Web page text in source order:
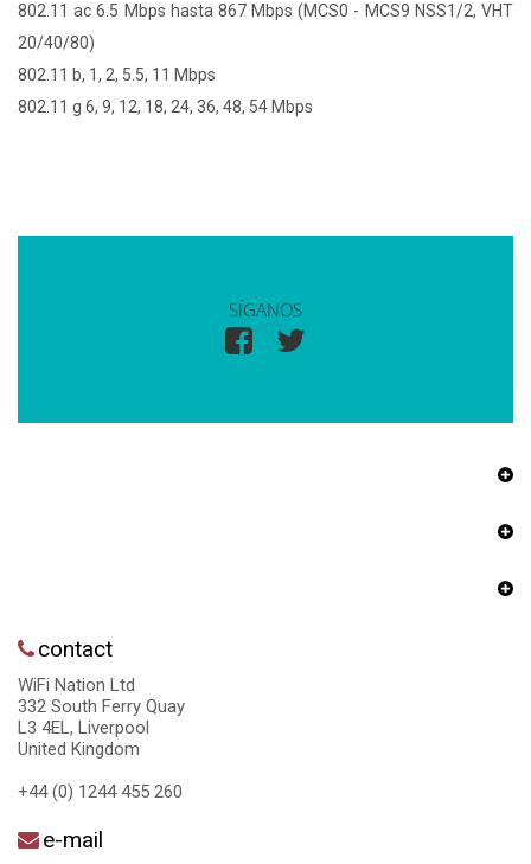
802.11 ac 6.5 Mbps hasta 867 Mbps (MCS0 - MCS9 NSS1/2, VHT
20/40/80)
802.11 b, 1, 2, 5.5, 11 Mbps
802.11 g 6, 9, 12, 18, 24, 36, 48, 54 Mbps
SÍGANOS
contact
WiFi Nation Ltd
332 South Ferry Quay
L3 4EL, Liverpool
United Kingdom
+44 (0) 1244 455 260
e-mail